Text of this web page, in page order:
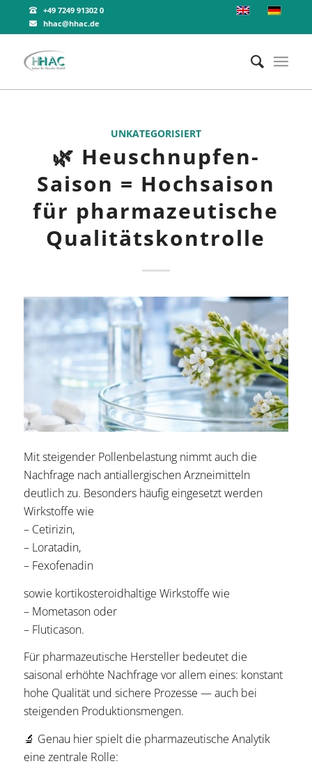
+49 7249 91302 0
hhac@hhac.de
UNKATEGORISIERT
🌿 Heuschnupfen-
Saison = Hochsaison
für pharmazeutische
Qualitätskontrolle
Mit steigender Pollenbelastung nimmt auch die
Nachfrage nach antiallergischen Arzneimitteln
deutlich zu. Besonders häufig eingesetzt werden
Wirkstoffe wie
– Cetirizin,
– Loratadin,
– Fexofenadin
sowie kortikosteroidhaltige Wirkstoffe wie
– Mometason oder
– Fluticason.
Für pharmazeutische Hersteller bedeutet die
saisonal erhöhte Nachfrage vor allem eines: konstant
hohe Qualität und sichere Prozesse — auch bei
steigenden Produktionsmengen.
🔬 Genau hier spielt die pharmazeutische Analytik
eine zentrale Rolle: